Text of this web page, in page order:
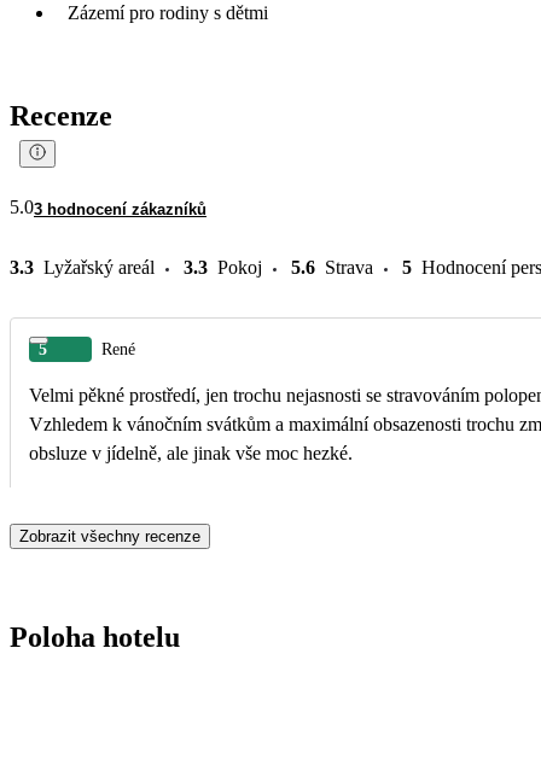
Zázemí pro rodiny s dětmi
Recenze
5.03 hodnocení zákazníků
3.3 Lyžařský areál 3.3 Pokoj 5.6 Strava 5 Hodnocení
5 René
Velmi pěkné prostředí, jen trochu nejasnosti se stravováním
Vzhledem k vánočním svátkům a maximální obsazenosti trochu
obsluze v jídelně, ale jinak vše moc hezké.
Zobrazit všechny recenze
Poloha hotelu